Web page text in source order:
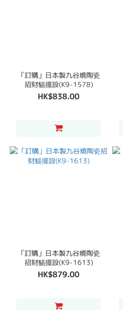
「訂購」日本製九谷燒陶瓷
招財貓擺設(K9-1578)
HK$838.00
「訂購」日本製九谷燒陶瓷
招財貓擺設(K9-1613)
HK$879.00